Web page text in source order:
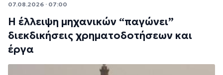
07.08.2026 · 07:00
Η έλλειψη μηχανικών “παγώνει”
διεκδικήσεις χρηματοδοτήσεων και
έργα